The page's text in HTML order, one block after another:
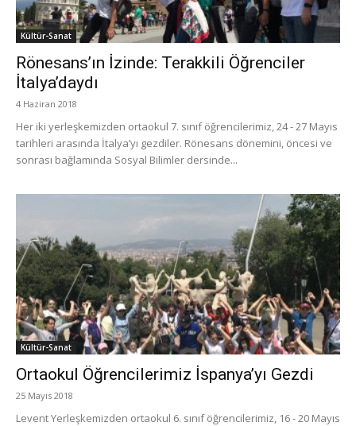
Kültür-Sanat
Rönesans’ın İzinde: Terakkili Öğrenciler
İtalya’daydı
4 Haziran 2018
Her iki yerleşkemizden ortaokul 7. sınıf öğrencilerimiz, 24 - 27 Mayıs
tarihleri arasında İtalya’yı gezdiler. Rönesans dönemini, öncesi ve
sonrası bağlamında Sosyal Bilimler dersinde...
Kültür-Sanat
Ortaokul Öğrencilerimiz İspanya’yı Gezdi
25 Mayıs 2018
Levent Yerleşkemizden ortaokul 6. sınıf öğrencilerimiz, 16 - 20 Mayıs